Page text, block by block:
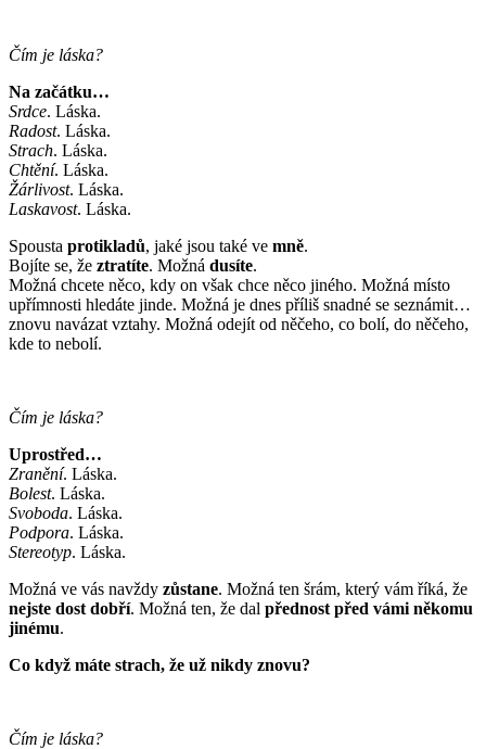
Čím je láska?
Na začátku…
Srdce. Láska.
Radost. Láska.
Strach. Láska.
Chtění. Láska.
Žárlivost. Láska.
Laskavost. Láska.
Spousta protikladů, jaké jsou také ve mně.
Bojíte se, že ztratíte. Možná dusíte.
Možná chcete něco, kdy on však chce něco jiného. Možná místo
upřímnosti hledáte jinde. Možná je dnes příliš snadné se seznámit…
znovu navázat vztahy. Možná odejít od něčeho, co bolí, do něčeho,
kde to nebolí.
Čím je láska?
Uprostřed…
Zranění. Láska.
Bolest. Láska.
Svoboda. Láska.
Podpora. Láska.
Stereotyp. Láska.
Možná ve vás navždy zůstane. Možná ten šrám, který vám říká, že
nejste dost dobří. Možná ten, že dal přednost před vámi někomu
jinému.
Co když máte strach, že už nikdy znovu?
Čím je láska?